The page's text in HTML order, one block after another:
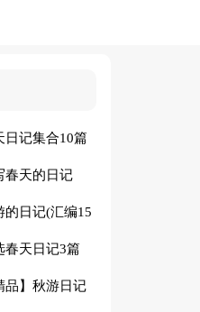
日记集合10篇
春天的日记
的日记(汇编15
春天日记3篇
品】秋游日记